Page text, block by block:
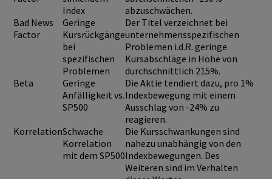
Index
abzuschwächen.
Bad News
Factor
Geringe
Kursrückgänge
bei
spezifischen
Problemen
Der Titel verzeichnet bei
unternehmensspezifischen
Problemen i.d.R. geringe
Kursabschläge in Höhe von
durchschnittlich 215%.
Beta
Geringe
Anfälligkeit vs.
SP500
Die Aktie tendiert dazu, pro 1%
Indexbewegung mit einem
Ausschlag von -24% zu
reagieren.
KorrelationSchwache
Korrelation
mit dem SP500
Die Kursschwankungen sind
nahezu unabhängig von den
Indexbewegungen. Des
Weiteren sind im Verhalten